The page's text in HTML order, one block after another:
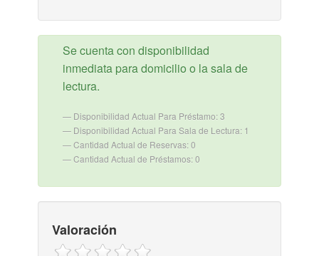
Se cuenta con disponibilidad
inmediata para domicilio o la sala de
lectura.
Disponibilidad Actual Para Préstamo: 3
Disponibilidad Actual Para Sala de Lectura: 1
Cantidad Actual de Reservas: 0
Cantidad Actual de Préstamos: 0
Valoración